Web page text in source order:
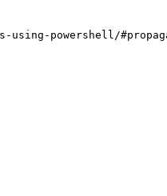
using-powershell/